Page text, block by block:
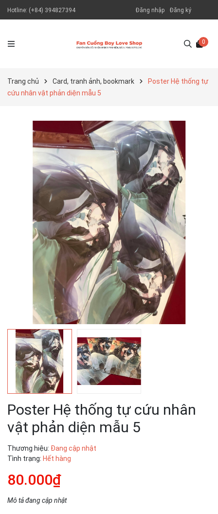
Hotline: (+84) 394827394 Đăng nhập Đăng ký
0
Trang chủ Card, tranh ảnh, bookmark
Poster Hệ thống tự
cứu nhân vật phản diện mẫu 5
Poster Hệ thống tự cứu nhân
vật phản diện mẫu 5
Thương hiệu: Đang cập nhật
Tình trạng: Hết hàng
80.000₫
Mô tả đang cập nhật